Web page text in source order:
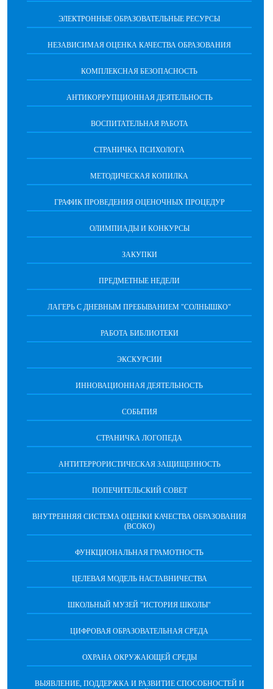
ЭЛЕКТРОННЫЕ ОБРАЗОВАТЕЛЬНЫЕ РЕСУРСЫ
НЕЗАВИСИМАЯ ОЦЕНКА КАЧЕСТВА ОБРАЗОВАНИЯ
КОМПЛЕКСНАЯ БЕЗОПАСНОСТЬ
АНТИКОРРУПЦИОННАЯ ДЕЯТЕЛЬНОСТЬ
ВОСПИТАТЕЛЬНАЯ РАБОТА
СТРАНИЧКА ПСИХОЛОГА
МЕТОДИЧЕСКАЯ КОПИЛКА
ГРАФИК ПРОВЕДЕНИЯ ОЦЕНОЧНЫХ ПРОЦЕДУР
ОЛИМПИАДЫ И КОНКУРСЫ
ЗАКУПКИ
ПРЕДМЕТНЫЕ НЕДЕЛИ
ЛАГЕРЬ С ДНЕВНЫМ ПРЕБЫВАНИЕМ "СОЛНЫШКО"
РАБОТА БИБЛИОТЕКИ
ЭКСКУРСИИ
ИННОВАЦИОННАЯ ДЕЯТЕЛЬНОСТЬ
СОБЫТИЯ
СТРАНИЧКА ЛОГОПЕДА
АНТИТЕРРОРИСТИЧЕСКАЯ ЗАЩИЩЕННОСТЬ
ПОПЕЧИТЕЛЬСКИЙ СОВЕТ
ВНУТРЕННЯЯ СИСТЕМА ОЦЕНКИ КАЧЕСТВА ОБРАЗОВАНИЯ
(ВСОКО)
ФУНКЦИОНАЛЬНАЯ ГРАМОТНОСТЬ
ЦЕЛЕВАЯ МОДЕЛЬ НАСТАВНИЧЕСТВА
ШКОЛЬНЫЙ МУЗЕЙ "ИСТОРИЯ ШКОЛЫ"
ЦИФРОВАЯ ОБРАЗОВАТЕЛЬНАЯ СРЕДА
ОХРАНА ОКРУЖАЮЩЕЙ СРЕДЫ
ВЫЯВЛЕНИЕ, ПОДДЕРЖКА И РАЗВИТИЕ СПОСОБНОСТЕЙ И